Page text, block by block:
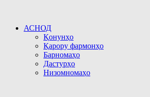
АСНОД
Қонунҳо
Қарору фармонҳо
Барномаҳо
Дастурҳо
Низомномаҳо